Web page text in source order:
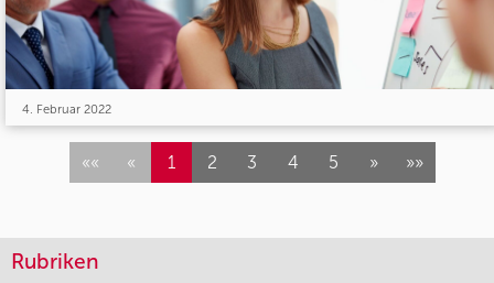
4. Februar 2022
«« « 1 2 3 4 5 » »»
Rubriken